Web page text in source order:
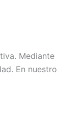
Mediante
En nuestro